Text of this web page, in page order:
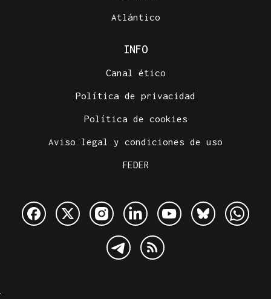
Atlántico
INFO
Canal ético
Política de privacidad
Política de cookies
Aviso legal y condiciones de uso
FEDER